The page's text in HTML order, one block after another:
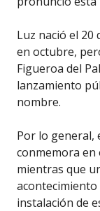
Luz nació el 20
en octubre,
Figueroa del
lanzamiento
nombre.
Por lo general,
conmemora en
mientras que
instalación de